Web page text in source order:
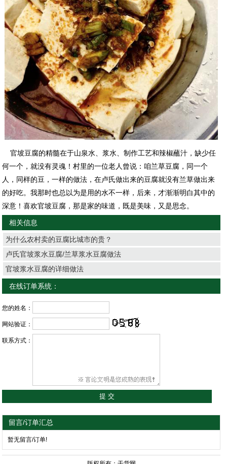
官坡豆腐的精髓在于山泉水、浆水、制作工艺和辣椒蘸汁，缺少任
何一个，就没有灵魂！村里的一位老人曾说：咱兰草豆腐，同一个
人，同样的豆，一样的做法，在卢氏做出来的豆腐就没有兰草做出来
的好吃。我那时也总以为是用的水不一样，后来，才渐渐明白其中的
深意！喜欢官坡豆腐，那是家的味道，既是美味，又是思念。
相关信息
为什么农村卖的豆腐比城市的贵？
卢氏官坡浆水豆腐/兰草浆水豆腐做法
官坡浆水豆腐的详细做法
在线订单系统：
您的姓名：
网站验证：
联系方式：
留言/订单汇总
暂无留言/订单!